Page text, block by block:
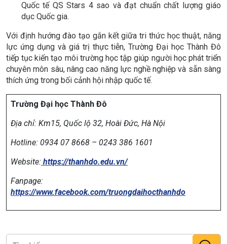
Quốc tế QS Stars 4 sao và đạt chuẩn chất lượng giáo
dục Quốc gia.
Với định hướng đào tạo gắn kết giữa tri thức học thuật, năng
lực ứng dụng và giá trị thực tiễn, Trường Đại học Thành Đô
tiếp tục kiến tạo môi trường học tập giúp người học phát triển
chuyên môn sâu, nâng cao năng lực nghề nghiệp và sẵn sàng
thích ứng trong bối cảnh hội nhập quốc tế.
Trường Đại học Thành Đô
Địa chỉ: Km15, Quốc lộ 32, Hoài Đức, Hà Nội
Hotline: 0934 07 8668 – 0243 386 1601
Website: https://thanhdo.edu.vn/
Fanpage:
https://www.facebook.com/truongdaihocthanhdo